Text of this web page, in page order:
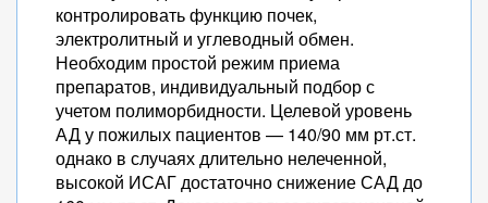
контролировать функцию почек,
электролитный и углеводный обмен.
Необходим простой режим приема
препаратов, индивидуальный подбор с
учетом полиморбидности. Целевой уровень
АД у пожилых пациентов — 140/90 мм рт.ст.
однако в случаях длительно нелеченной,
высокой ИСАГ достаточно снижение САД до